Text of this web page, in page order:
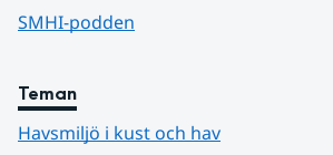
SMHI-podden
Teman
Havsmiljö i kust och hav